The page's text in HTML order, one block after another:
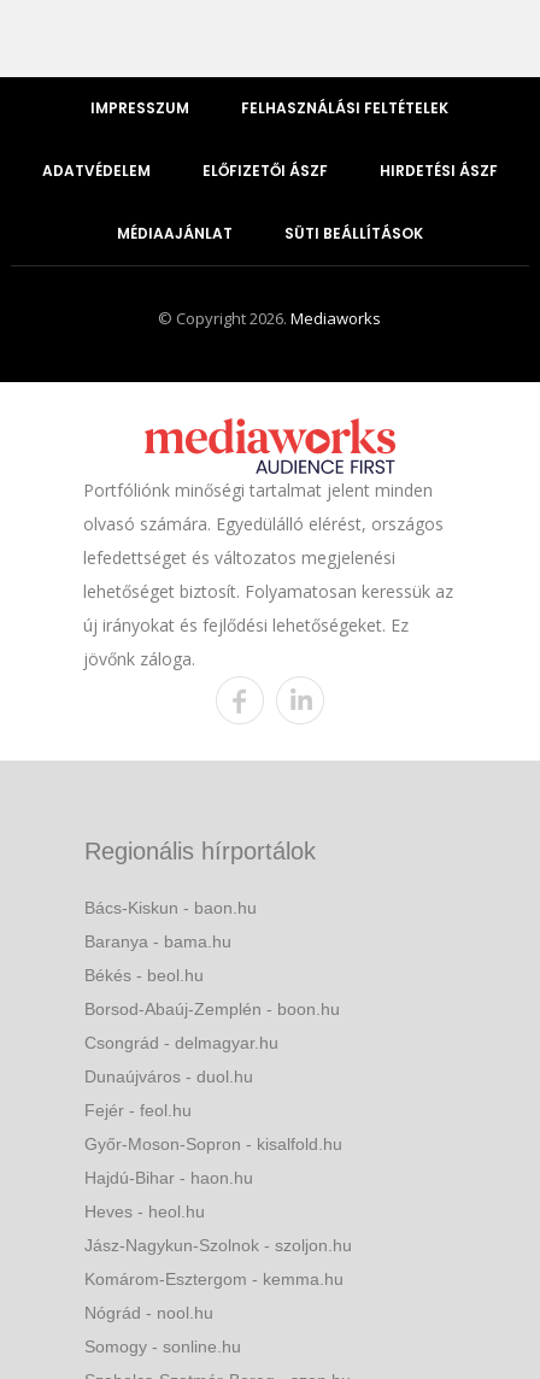
IMPRESSZUM FELHASZNÁLÁSI FELTÉTELEK
ADATVÉDELEM ELŐFIZETŐI ÁSZF HIRDETÉSI ÁSZF
MÉDIAAJÁNLAT SÜTI BEÁLLÍTÁSOK
© Copyright 2026.Mediaworks
Portfóliónk minőségi tartalmat jelent minden
olvasó számára. Egyedülálló elérést, országos
lefedettséget és változatos megjelenési
lehetőséget biztosít. Folyamatosan keressük az
új irányokat és fejlődési lehetőségeket. Ez
jövőnk záloga.
Regionális hírportálok
Bács-Kiskun - baon.hu
Baranya - bama.hu
Békés - beol.hu
Borsod-Abaúj-Zemplén - boon.hu
Csongrád - delmagyar.hu
Dunaújváros - duol.hu
Fejér - feol.hu
Győr-Moson-Sopron - kisalfold.hu
Hajdú-Bihar - haon.hu
Heves - heol.hu
Jász-Nagykun-Szolnok - szoljon.hu
Komárom-Esztergom - kemma.hu
Nógrád - nool.hu
Somogy - sonline.hu